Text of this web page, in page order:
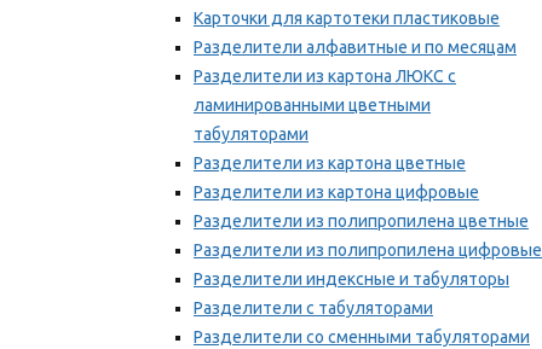
Карточки для картотеки пластиковые
Разделители алфавитные и по месяцам
Разделители из картона ЛЮКС с
ламинированными цветными
табуляторами
Разделители из картона цветные
Разделители из картона цифровые
Разделители из полипропилена цветные
Разделители из полипропилена цифровые
Разделители индексные и табуляторы
Разделители с табуляторами
Разделители со сменными табуляторами